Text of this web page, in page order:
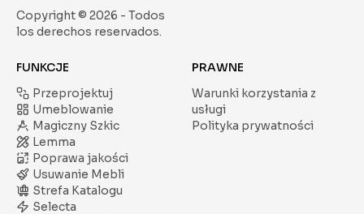
Copyright © 2026 - Todos
los derechos reservados.
FUNKCJE
Przeprojektuj
Umeblowanie
Magiczny Szkic
Lemma
Poprawa jakości
Usuwanie Mebli
Strefa Katalogu
Selecta
PRAWNE
Warunki korzystania z
usługi
Polityka prywatności